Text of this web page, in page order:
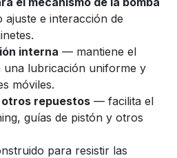
e interacción de
interna — mantiene el
una lubricación uniforme y
móviles.
otros repuestos — facilita el
guías de pistón y otros
para resistir las